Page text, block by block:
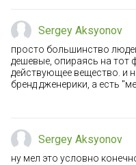
Sergey Aksyonov
просто большинство
дешевые, опираясь на тот
действующее вещество. и
бренд дженерики, а есть
Sergey Aksyonov
ну мел это условно